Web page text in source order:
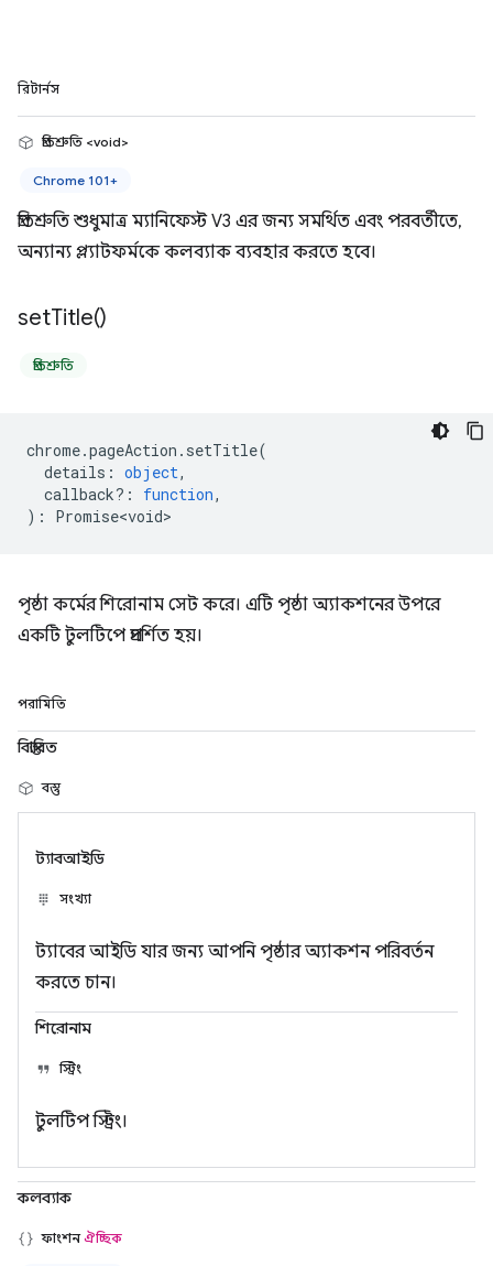
রিটার্নস
প্রতিশ্রুতি <void>
Chrome 101+
প্রতিশ্রুতি শুধুমাত্র ম্যানিফেস্ট V3 এর জন্য সমর্থিত এবং পরবর্তীতে,
অন্যান্য প্ল্যাটফর্মকে কলব্যাক ব্যবহার করতে হবে।
setTitle()
প্রতিশ্রুতি
chrome.pageAction . setTitle(
details : object,
callback? : function,
) : Promise<void>
পৃষ্ঠা কর্মের শিরোনাম সেট করে। এটি পৃষ্ঠা অ্যাকশনের উপরে
একটি টুলটিপে প্রদর্শিত হয়।
পরামিতি
বিস্তারিত
বস্তু
ট্যাবআইডি
সংখ্যা
ট্যাবের আইডি যার জন্য আপনি পৃষ্ঠার অ্যাকশন পরিবর্তন
করতে চান।
শিরোনাম
স্ট্রিং
টুলটিপ স্ট্রিং।
কলব্যাক
ফাংশনঐচ্ছিক